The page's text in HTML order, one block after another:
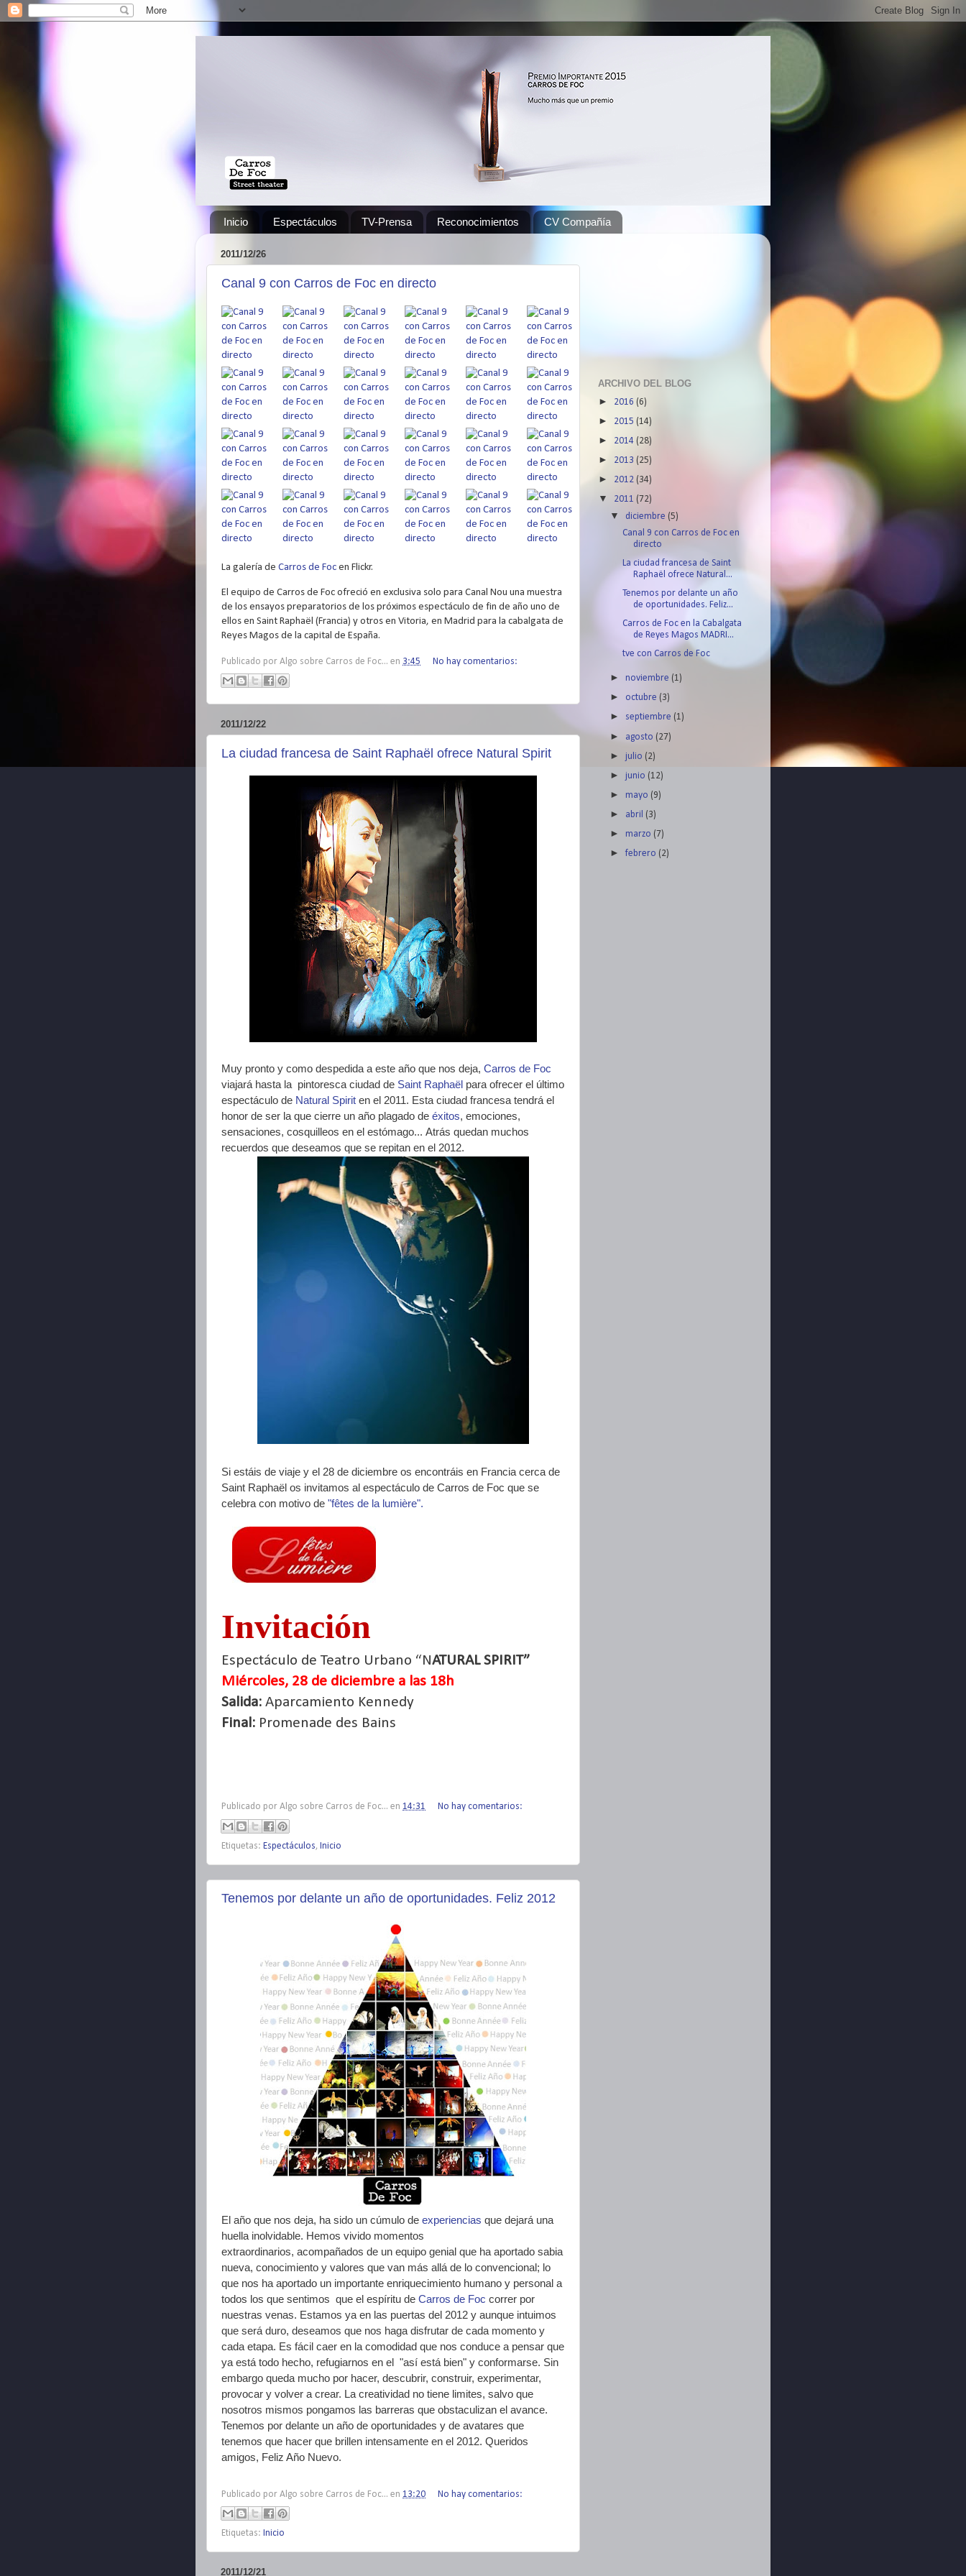
Inicio Espectáculos TV-Prensa Reconocimientos CV Compañía
2011/12/26
Canal 9 con Carros de Foc en directo
La galería de Carros de Foc en Flickr.
El equipo de Carros de Foc ofreció en exclusiva solo para Canal Nou una muestra
de los ensayos preparatorios de los próximos espectáculo de fin de año uno de
ellos en Saint Raphaël (Francia) y otros en Vitoria, en Madrid para la cabalgata de
Reyes Magos de la capital de España.
Publicado por Algo sobre Carros de Foc... en 3:45 No hay comentarios:
2011/12/22
La ciudad francesa de Saint Raphaël ofrece Natural Spirit
Muy pronto y como despedida a este año que nos deja, Carros de Foc
viajará hasta la pintoresca ciudad de Saint Raphaël para ofrecer el último
espectáculo de Natural Spirit en el 2011. Esta ciudad francesa tendrá el
honor de ser la que cierre un año plagado de éxitos, emociones,
sensaciones, cosquilleos en el estómago... Atrás quedan muchos
recuerdos que deseamos que se repitan en el 2012.
Si estáis de viaje y el 28 de diciembre os encontráis en Francia cerca de
Saint Raphaël os invitamos al espectáculo de Carros de Foc que se
celebra con motivo de "fêtes de la lumière".
Invitación
Espectáculo de Teatro Urbano “NATURAL SPIRIT”
Miércoles, 28 de diciembre a las 18h
Salida: Aparcamiento Kennedy
Final: Promenade des Bains
Publicado por Algo sobre Carros de Foc... en 14:31 No hay comentarios:
Etiquetas: Espectáculos, Inicio
Tenemos por delante un año de oportunidades. Feliz 2012
El año que nos deja, ha sido un cúmulo de experiencias que dejará una
huella inolvidable. Hemos vivido momentos
extraordinarios, acompañados de un equipo genial que ha aportado sabia
nueva, conocimiento y valores que van más allá de lo convencional; lo
que nos ha aportado un importante enriquecimiento humano y personal a
todos los que sentimos que el espíritu de Carros de Foc correr por
nuestras venas. Estamos ya en las puertas del 2012 y aunque intuimos
que será duro, deseamos que nos haga disfrutar de cada momento y
cada etapa. Es fácil caer en la comodidad que nos conduce a pensar que
ya está todo hecho, refugiarnos en el "así está bien" y conformarse. Sin
embargo queda mucho por hacer, descubrir, construir, experimentar,
provocar y volver a crear. La creatividad no tiene limites, salvo que
nosotros mismos pongamos las barreras que obstaculizan el avance.
Tenemos por delante un año de oportunidades y de avatares que
tenemos que hacer que brillen intensamente en el 2012. Queridos
amigos, Feliz Año Nuevo.
Publicado por Algo sobre Carros de Foc... en 13:20 No hay comentarios:
Etiquetas: Inicio
2011/12/21
ARCHIVO DEL BLOG
►
2016 (6)
► 2015 (14)
► 2014 (28)
► 2013 (25)
► 2012 (34)
▼ 2011 (72)
▼ diciembre(5)
Canal 9 con Carros de Foc en
directo
La ciudad francesa de Saint
Raphaël ofrece Natural...
Tenemos por delante un año
de oportunidades. Feliz...
Carros de Foc en la Cabalgata
de Reyes Magos MADRI...
tve con Carros de Foc
►noviembre (1)
► octubre (3)
► septiembre (1)
► agosto (27)
► julio (2)
► junio (12)
► mayo (9)
► abril (3)
► marzo (7)
►febrero (2)